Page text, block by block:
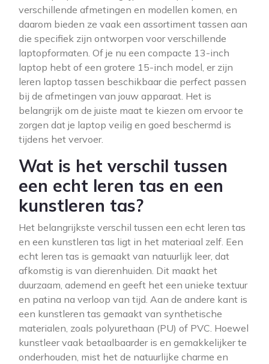
verschillende afmetingen en modellen komen, en
daarom bieden ze vaak een assortiment tassen aan
die specifiek zijn ontworpen voor verschillende
laptopformaten. Of je nu een compacte 13-inch
laptop hebt of een grotere 15-inch model, er zijn
leren laptop tassen beschikbaar die perfect passen
bij de afmetingen van jouw apparaat. Het is
belangrijk om de juiste maat te kiezen om ervoor te
zorgen dat je laptop veilig en goed beschermd is
tijdens het vervoer.
Wat is het verschil tussen
een echt leren tas en een
kunstleren tas?
Het belangrijkste verschil tussen een echt leren tas
en een kunstleren tas ligt in het materiaal zelf. Een
echt leren tas is gemaakt van natuurlijk leer, dat
afkomstig is van dierenhuiden. Dit maakt het
duurzaam, ademend en geeft het een unieke textuur
en patina na verloop van tijd. Aan de andere kant is
een kunstleren tas gemaakt van synthetische
materialen, zoals polyurethaan (PU) of PVC. Hoewel
kunstleer vaak betaalbaarder is en gemakkelijker te
onderhouden, mist het de natuurlijke charme en